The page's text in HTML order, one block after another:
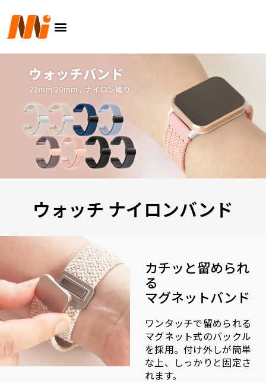
ニ
ュ
ー
ウォッチ ナイロンバンド
カチッと留められ
る
マグネットバンド
ワンタッチで留められる
マグネット式のバックル
を採用。付け外しが簡単
な上、しっかりと固定さ
れます。